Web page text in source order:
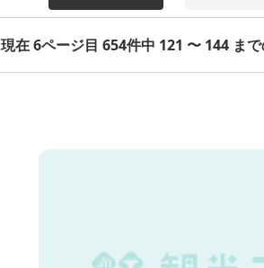
現在 6ページ目 654件中 121 〜 144 ま